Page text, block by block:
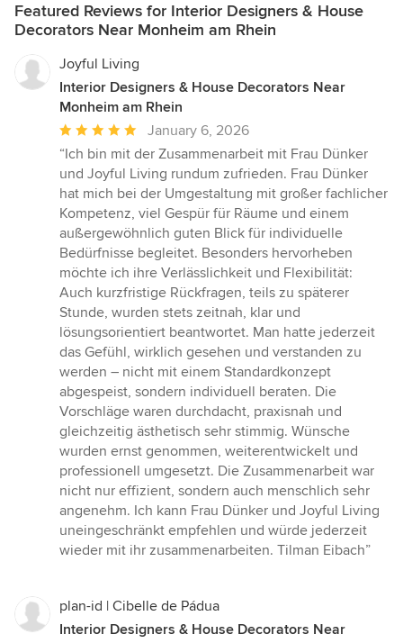
Featured Reviews for Interior Designers & House
Decorators Near Monheim am Rhein
Joyful Living
Interior Designers & House Decorators Near
Monheim am Rhein
Average
rating:
5
out
of
5
stars
January 6, 2026
“Ich bin mit der Zusammenarbeit mit Frau Dünker
und Joyful Living rundum zufrieden. Frau Dünker
hat mich bei der Umgestaltung mit großer fachlicher
Kompetenz, viel Gespür für Räume und einem
außergewöhnlich guten Blick für individuelle
Bedürfnisse begleitet. Besonders hervorheben
möchte ich ihre Verlässlichkeit und Flexibilität:
Auch kurzfristige Rückfragen, teils zu späterer
Stunde, wurden stets zeitnah, klar und
lösungsorientiert beantwortet. Man hatte jederzeit
das Gefühl, wirklich gesehen und verstanden zu
werden – nicht mit einem Standardkonzept
abgespeist, sondern individuell beraten. Die
Vorschläge waren durchdacht, praxisnah und
gleichzeitig ästhetisch sehr stimmig. Wünsche
wurden ernst genommen, weiterentwickelt und
professionell umgesetzt. Die Zusammenarbeit war
nicht nur effizient, sondern auch menschlich sehr
angenehm. Ich kann Frau Dünker und Joyful Living
uneingeschränkt empfehlen und würde jederzeit
wieder mit ihr zusammenarbeiten. Tilman Eibach”
plan-id | Cibelle de Pádua
Interior Designers & House Decorators Near